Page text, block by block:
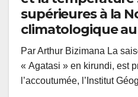
supérieures à la
climatologique
Par Arthur Bizimana La
« Agatasi » en kirundi, est
l’accoutumée, l’Institut